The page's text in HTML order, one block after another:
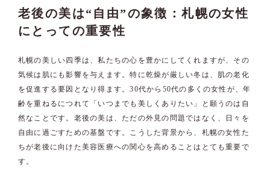
老後の美は“自由”の象徴：札幌の女性
にとっての重要性
札幌の美しい四季は、私たちの心を豊かにしてくれますが、その
気候は肌にも影響を与えます。特に乾燥が厳しい冬は、肌の老化
を促進する要因となり得ます。30代から50代の多くの女性が、年
齢を重ねるにつれて「いつまでも美しくありたい」と願うのは自
然なことです。老後の美は、ただの外見の問題ではなく、日々を
自由に過ごすための基盤です。こうした背景から、札幌の女性た
ちが老後に向けた美容医療への関心を高めることはとても重要で
す。